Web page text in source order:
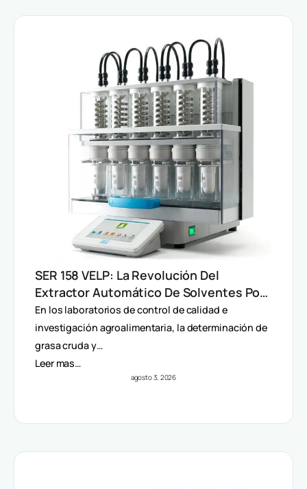
SER 158 VELP: La Revolución Del
Extractor Automático De Solventes Por
Método Randall
En los laboratorios de control de calidad e
investigación agroalimentaria, la determinación de
grasa cruda y…
Leer mas…
agosto 3, 2026